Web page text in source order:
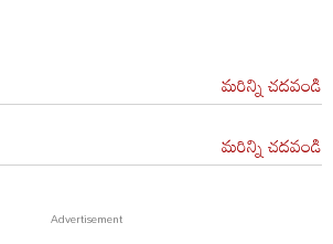
మరిన్ని చదవండి
మరిన్ని చదవండి